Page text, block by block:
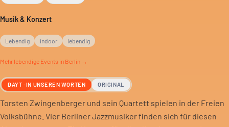
Musik & Konzert
Lebendig indoor lebendig
Mehr lebendige Events in Berlin →
DAYT · IN UNSEREN WORTEN ORIGINAL
Torsten Zwingenberger und sein Quartett spielen in der Freien
Volksbühne. Vier Berliner Jazzmusiker finden sich für diesen